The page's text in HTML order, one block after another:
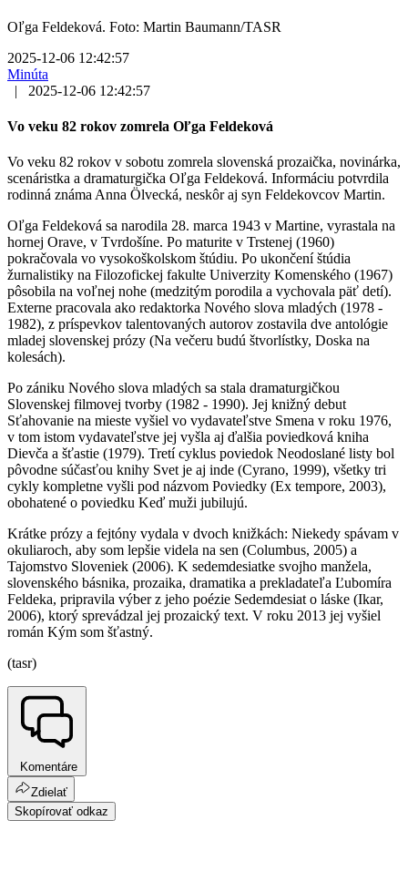
Oľga Feldeková. Foto: Martin Baumann/TASR
2025-12-06 12:42:57
Minúta
|
2025-12-06 12:42:57
Vo veku 82 rokov zomrela Oľga Feldeková
Vo veku 82 rokov v sobotu zomrela slovenská prozaička, novinárka,
scenáristka a dramaturgička Oľga Feldeková. Informáciu potvrdila
rodinná známa Anna Ölvecká, neskôr aj syn Feldekovcov Martin.
Oľga Feldeková sa narodila 28. marca 1943 v Martine, vyrastala na
hornej Orave, v Tvrdošíne. Po maturite v Trstenej (1960)
pokračovala vo vysokoškolskom štúdiu. Po ukončení štúdia
žurnalistiky na Filozofickej fakulte Univerzity Komenského (1967)
pôsobila na voľnej nohe (medzitým porodila a vychovala päť detí).
Externe pracovala ako redaktorka Nového slova mladých (1978 -
1982), z príspevkov talentovaných autorov zostavila dve antológie
mladej slovenskej prózy (Na večeru budú štvorlístky, Doska na
kolesách).
Po zániku Nového slova mladých sa stala dramaturgičkou
Slovenskej filmovej tvorby (1982 - 1990). Jej knižný debut
Sťahovanie na mieste vyšiel vo vydavateľstve Smena v roku 1976,
v tom istom vydavateľstve jej vyšla aj ďalšia poviedková kniha
Dievča a šťastie (1979). Tretí cyklus poviedok Neodoslané listy bol
pôvodne súčasťou knihy Svet je aj inde (Cyrano, 1999), všetky tri
cykly kompletne vyšli pod názvom Poviedky (Ex tempore, 2003),
obohatené o poviedku Keď muži jubilujú.
Krátke prózy a fejtóny vydala v dvoch knižkách: Niekedy spávam v
okuliaroch, aby som lepšie videla na sen (Columbus, 2005) a
Tajomstvo Sloveniek (2006). K sedemdesiatke svojho manžela,
slovenského básnika, prozaika, dramatika a prekladateľa Ľubomíra
Feldeka, pripravila výber z jeho poézie Sedemdesiat o láske (Ikar,
2006), ktorý sprevádzal jej prozaický text. V roku 2013 jej vyšiel
román Kým som šťastný.
(tasr)
Komentáre
Zdielať
Skopírovať odkaz